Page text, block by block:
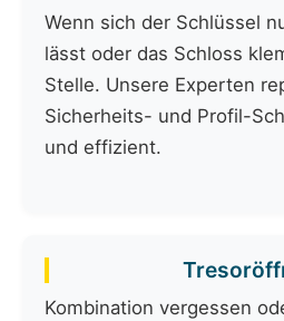
Wenn sich der Schlüssel
lässt oder das Schloss
Stelle. Unsere Experten
Sicherheits- und Profil-
und effizient.
Kombination vergessen